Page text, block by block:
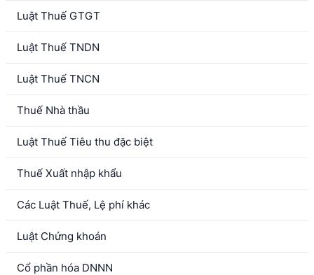
Luật Thuế GTGT
Luật Thuế TNDN
Luật Thuế TNCN
Thuế Nhà thầu
Luật Thuế Tiêu thu đặc biệt
Thuế Xuất nhập khẩu
Các Luật Thuế, Lệ phí khác
Luật Chứng khoán
Cổ phần hóa DNNN